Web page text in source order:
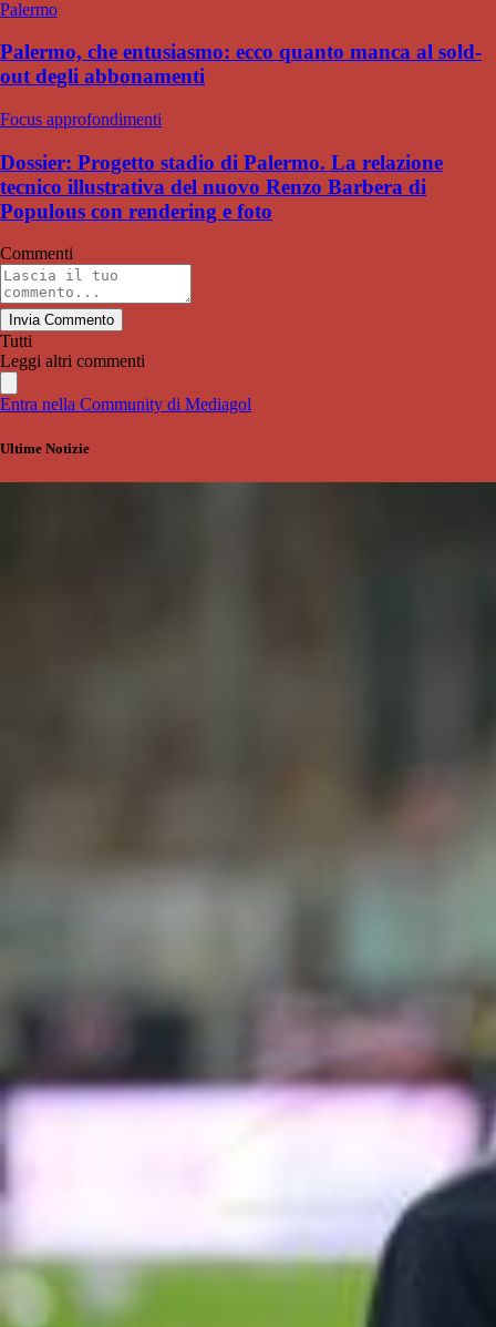
Palermo
Palermo, che entusiasmo: ecco quanto manca al sold-
out degli abbonamenti
Focus approfondimenti
Dossier: Progetto stadio di Palermo. La relazione
tecnico illustrativa del nuovo Renzo Barbera di
Populous con rendering e foto
Commenti
Invia Commento
Tutti
Leggi altri commenti
Entra nella Community di Mediagol
Ultime Notizie